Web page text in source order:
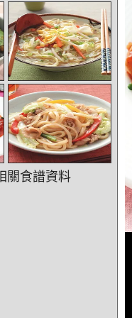
關食譜資料